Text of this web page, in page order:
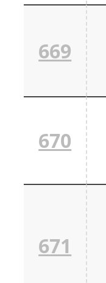
669
670
671